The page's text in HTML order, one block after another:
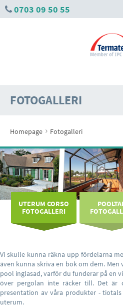
0703 09 50 55
FOTOGALLERI
Homepage › Fotogalleri
UTERUM CORSO
FOTOGALLERI
Vi skulle kunna räkna upp fördelarna
även kunna skriva en bok om dem.
pool inglasad, varför du funderar på en
över pergolan inte räcker till. Det är
presentation av våra produkter -
uterum.